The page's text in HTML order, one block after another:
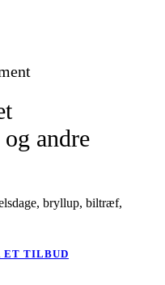
andre
bryllup, biltræf,
ET TILBUD